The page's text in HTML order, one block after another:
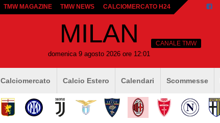
TMW MAGAZINE TMW NEWS CALCIOMERCATO H24
MILAN
domenica 9 agosto 2026 ore 12:01
CANALE TMW
Calciomercato Calcio Estero Calendari Scommesse